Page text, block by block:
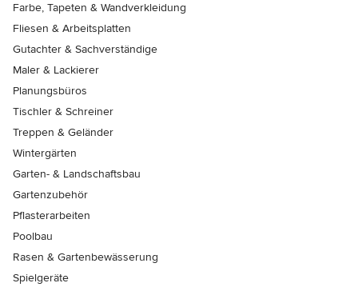
Farbe, Tapeten & Wandverkleidung
Fliesen & Arbeitsplatten
Gutachter & Sachverständige
Maler & Lackierer
Planungsbüros
Tischler & Schreiner
Treppen & Geländer
Wintergärten
Garten- & Landschaftsbau
Gartenzubehör
Pflasterarbeiten
Poolbau
Rasen & Gartenbewässerung
Spielgeräte